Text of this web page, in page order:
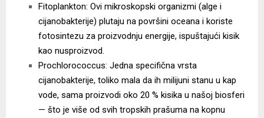
Fitoplankton: Ovi mikroskopski organizmi (alge i
cijanobakterije) plutaju na površini oceana i koriste
fotosintezu za proizvodnju energije, ispuštajući kisik
kao nusproizvod.
Prochlorococcus: Jedna specifična vrsta
cijanobakterije, toliko mala da ih milijuni stanu u kap
vode, sama proizvodi oko 20 % kisika u našoj biosferi
— što je više od svih tropskih prašuma na kopnu